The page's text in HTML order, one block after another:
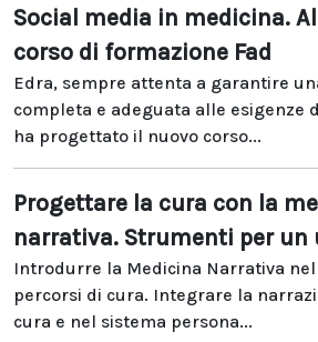
Social media in medicina.
corso di formazione Fad
Edra, sempre attenta a garantire
completa e adeguata alle esigenze
ha progettato il nuovo corso...
Progettare la cura con la
narrativa. Strumenti per un
Introdurre la Medicina Narrativa
percorsi di cura. Integrare la
cura e nel sistema persona...